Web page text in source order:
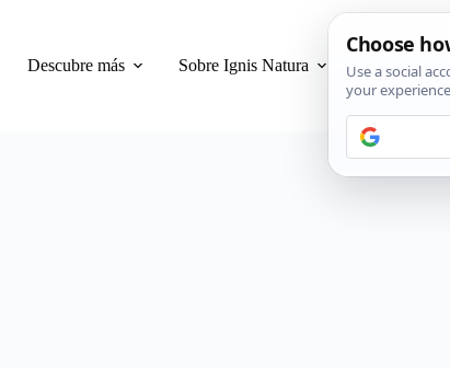
Descubre más Sobre Ignis Natura Privacidad